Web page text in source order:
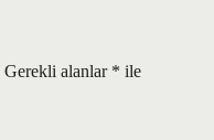
Gerekli alanlar * ile